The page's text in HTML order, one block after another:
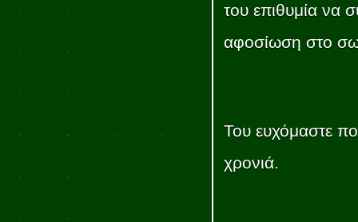
του επιθυμία να
αφοσίωση στο
Του ευχόμαστε
χρονιά.